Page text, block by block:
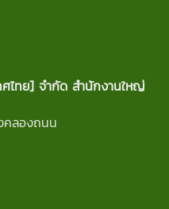
ไทย] จำกัด สำนักงานใหญ่
คลองถนน